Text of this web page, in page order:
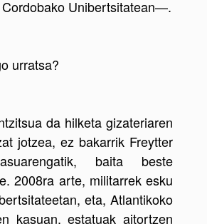
Unibertsitatean—.
urratsa?
da hilketa gizateriaren
jotzea, ez bakarrik Freytter
baita beste
2008ra arte, militarrek esku
eta, Atlantikoko
kasuan, estatuak aitortzen